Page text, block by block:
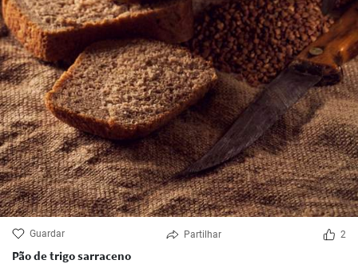
Guardar Partilhar 2
Pão de trigo sarraceno